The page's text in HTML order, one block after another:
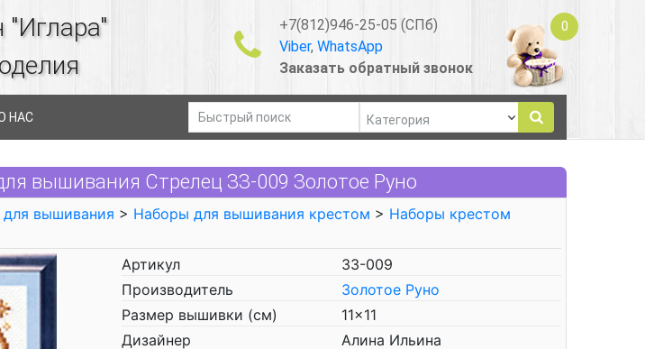
"Иглара"
+7(812)946-25-05 (СПб)
Viber, WhatsApp
Заказать обратный звонок
0
НАС
вышивания Стрелец ЗЗ-009 Золотое Руно
вышивания > Наборы для вышивания крестом > Наборы крестом
Артикул
ЗЗ-009
Производитель
Золотое Руно
Размер вышивки (см)
11x11
Дизайнер
Алина Ильина